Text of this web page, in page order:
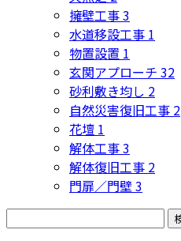
擁壁工事3
水道移設工事 1
物置設置 1
玄関アプローチ 32
砂利敷き均し 2
自然災害復旧工事 2
花壇 1
解体工事3
解体復旧工事 2
門扉／門壁3